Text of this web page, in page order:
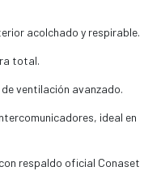
acolchado y respirable.
total.
ventilación avanzado.
ideal en
respaldo oficial Conaset